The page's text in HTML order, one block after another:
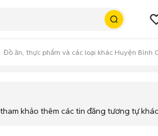
Đồ ăn, thực phẩm và các loại khác Huyện Bình
khảo thêm các tin đăng tương tự